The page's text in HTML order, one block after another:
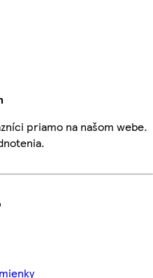
priamo na našom webe.